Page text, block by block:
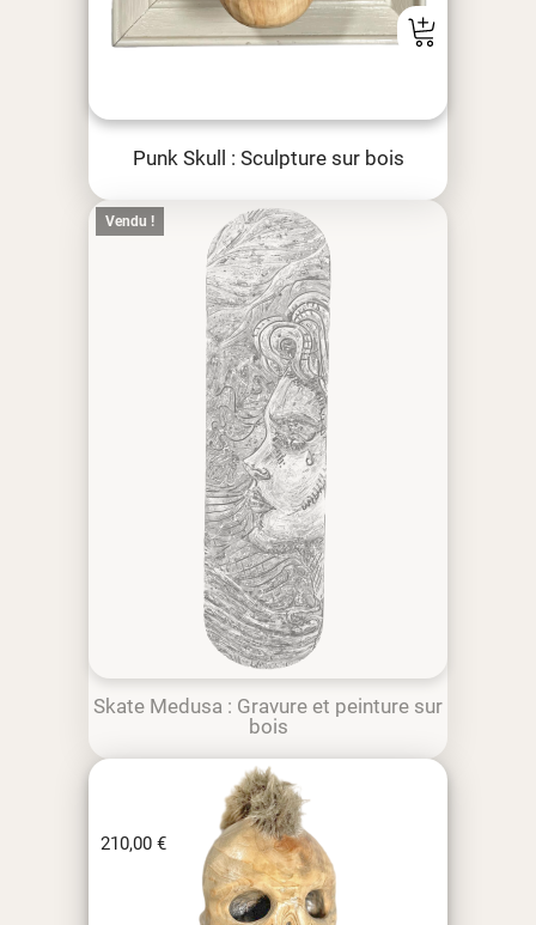
Punk Skull : Sculpture sur bois
Vendu !
Skate Medusa : Gravure et peinture sur
bois
210,00 €